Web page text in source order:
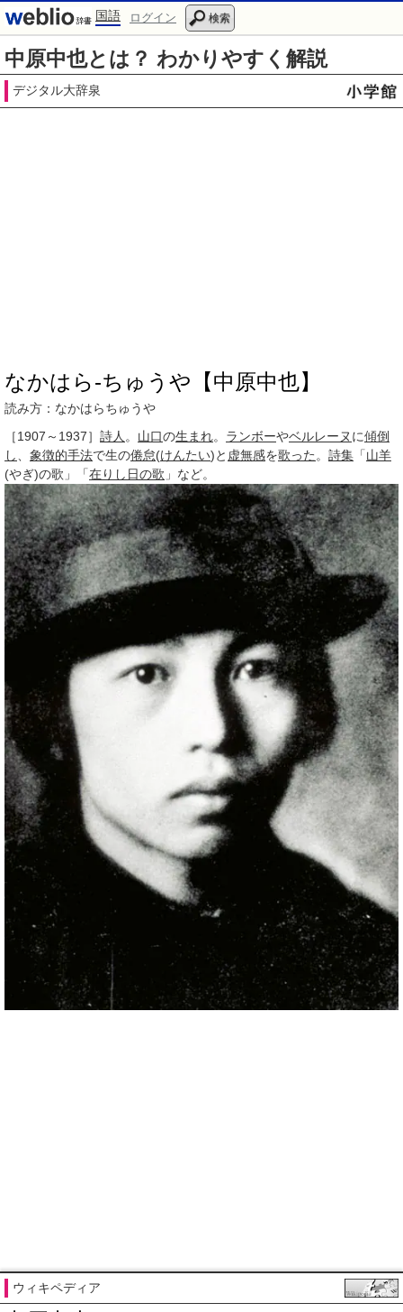
国語 ログイン 検索
中原中也とは？ わかりやすく解説
デジタル大辞泉
なかはら‐ちゅうや【中原中也】
読み方：なかはらちゅうや
［1907～1937］ 詩人 。 山口の生まれ。 ランボーやベルレーヌ に傾倒
し
象徴的手法で生の倦怠(けんたい)と 虚無感を歌った 。 詩集 「山羊
(やぎ)の歌」「在りし日の歌 」など。
ウィキペディア